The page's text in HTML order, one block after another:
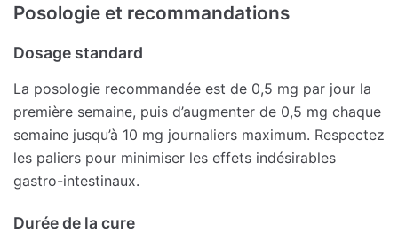
Posologie et recommandations
Dosage standard
La posologie recommandée est de 0,5 mg par jour la
première semaine, puis d’augmenter de 0,5 mg chaque
semaine jusqu’à 10 mg journaliers maximum. Respectez
les paliers pour minimiser les effets indésirables
gastro-intestinaux.
Durée de la cure